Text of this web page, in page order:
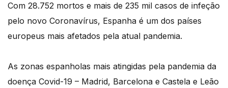
Com 28.752 mortos e mais de 235 mil casos de infeção
pelo novo Coronavírus, Espanha é um dos países
europeus mais afetados pela atual pandemia.
As zonas espanholas mais atingidas pela pandemia da
doença Covid-19 – Madrid, Barcelona e Castela e Leão